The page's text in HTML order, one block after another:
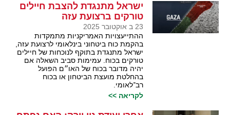
ישראל מתנגדת להצבת חיילים
טורקים ברצועת עזה
23 ב אוקטובר 2025
ההתייעצויות האמריקניות מתמקדות
בהקמת כוח ביטחוני בינלאומי לרצועת עזה,
ישראל מתנגדת בתוקף לנוכחות של חיילים
טורקים בכוח. עמימות סביב השאלה אם
יהיה מדובר בכוח של האו״ם הפועל
בהחלטת מועצת הביטחון או בכוח
רב־לאומי.
לקריאה >>